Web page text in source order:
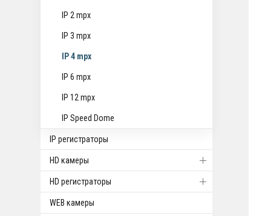
IP 2 mpx
IP 3 mpx
IP 4 mpx
IP 6 mpx
IP 12 mpx
IP Speed Dome
IP регистраторы
HD камеры
HD регистраторы
WEB камеры